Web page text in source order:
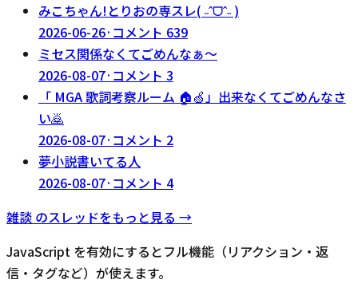
みこちゃん!とりおの専スレ( ˶ˆᗜˆ˵ )
2026-06-26· コメント 639
ミセス関係なくてごめんなぁ〜
2026-08-07· コメント 3
「 MGA 歌詞考察ルーム 🏠🍏」出来なくてごめんなさ
い🙇
2026-08-07· コメント 2
夢小説書いてる人
2026-08-07· コメント 4
雑談 のスレッドをもっと見る →
JavaScript を有効にするとフル機能（リアクション・返
信・タグなど）が使えます。